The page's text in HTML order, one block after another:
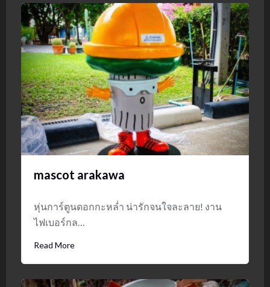
mascot arakawa
หุ่นการ์ตูนดอกกะหล่ำ น่ารักจนใจละลาย! งาน
ไฟเบอร์กล…
Read More